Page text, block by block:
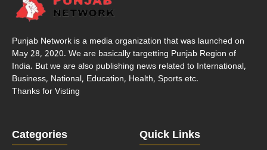
Punjab Network is a media organization that was launched on
May 28, 2020. We are basically targetting Punjab Region of
India. But we are also publishing news related to International,
Business, National, Education, Health, Sports etc.
Thanks for Visting
Categories Quick Links